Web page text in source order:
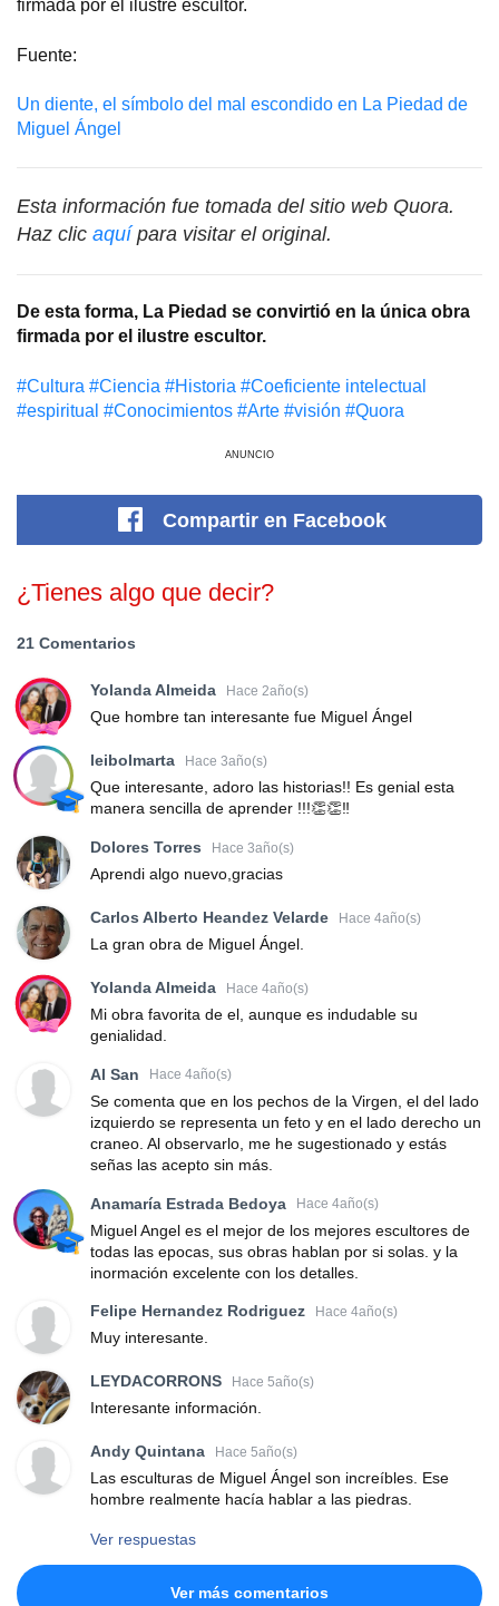
firmada por el ilustre escultor.
Fuente:
Un diente, el símbolo del mal escondido en La Piedad de
Miguel Ángel
Esta información fue tomada del sitio web Quora.
Haz clic aquípara visitar el original.
De esta forma, La Piedad se convirtió en la única obra
firmada por el ilustre escultor.
#Cultura #Сiencia #Historia #Coeficiente intelectual
#espiritual #Conocimientos #Arte #visión #Quora
ANUNCIO
Compartir en Facebook
¿Tienes algo que decir?
21 Comentarios
Yolanda Almeida Hace 2año(s)
Que hombre tan interesante fue Miguel Ángel
leibolmarta Hace 3año(s)
Que interesante, adoro las historias!! Es genial esta
manera sencilla de aprender !!!👏👏‼️
Dolores Torres Hace 3año(s)
Aprendi algo nuevo,gracias
Carlos Alberto Heandez Velarde Hace 4año(s)
La gran obra de Miguel Ángel.
Yolanda Almeida Hace 4año(s)
Mi obra favorita de el, aunque es indudable su
genialidad.
Al San Hace 4año(s)
Se comenta que en los pechos de la Virgen, el del lado
izquierdo se representa un feto y en el lado derecho un
craneo. Al observarlo, me he sugestionado y estás
señas las acepto sin más.
Anamaría Estrada Bedoya Hace 4año(s)
Miguel Angel es el mejor de los mejores escultores de
todas las epocas, sus obras hablan por si solas. y la
inormación excelente con los detalles.
Felipe Hernandez Rodriguez Hace 4año(s)
Muy interesante.
LEYDACORRONS Hace 5año(s)
Interesante información.
Andy Quintana Hace 5año(s)
Las esculturas de Miguel Ángel son increíbles. Ese
hombre realmente hacía hablar a las piedras.
Ver respuestas
Ver más comentarios